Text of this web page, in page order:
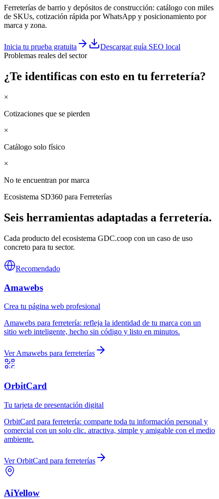
Ferreterías de barrio y depósitos de construcción: catálogo con miles
de SKUs, cotización rápida por WhatsApp y posicionamiento por
marca y zona.
Inicia tu prueba gratuita
Descargar guía SEO local
Problemas reales del sector
¿Te identificas con esto en tu ferretería?
×
Cotizaciones que se pierden
×
Catálogo solo físico
×
No te encuentran por marca
Ecosistema SD360 para Ferreterías
Seis herramientas adaptadas a ferretería.
Cada producto del ecosistema GDC.coop con un caso de uso
concreto para tu sector.
Recomendado
Amawebs
Crea tu página web profesional
Amawebs para ferretería: refleja la identidad de tu marca con un
sitio web inteligente, hecho sin código y listo en minutos.
VerAmawebs para ferreterías
OrbitCard
Tu tarjeta de presentación digital
OrbitCard para ferretería: comparte toda tu información personal y
comercial con un solo clic. atractiva, simple y amigable con el medio
ambiente.
VerOrbitCard para ferreterías
AiYellow